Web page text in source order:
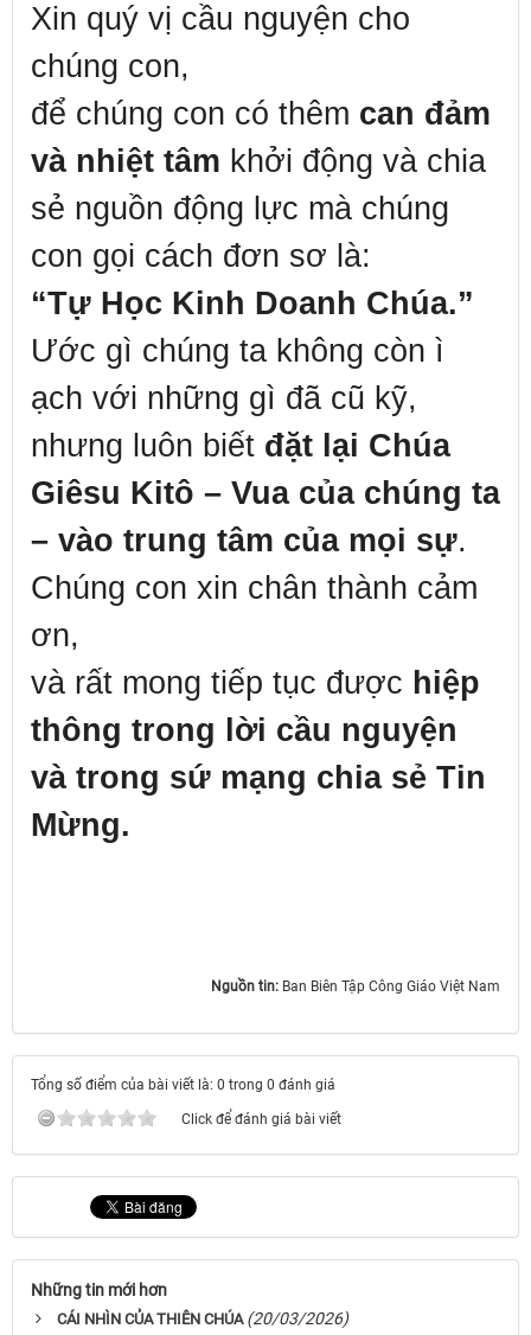
Xin quý vị cầu nguyện cho
chúng con,
để chúng con có thêm can đảm
và nhiệt tâm khởi động và chia
sẻ nguồn động lực mà chúng
con gọi cách đơn sơ là:
“Tự Học Kinh Doanh Chúa.”
Ước gì chúng ta không còn ì
ạch với những gì đã cũ kỹ,
nhưng luôn biết đặt lại Chúa
Giêsu Kitô – Vua của chúng ta
– vào trung tâm của mọi sự.
Chúng con xin chân thành cảm
ơn,
và rất mong tiếp tục được hiệp
thông trong lời cầu nguyện
và trong sứ mạng chia sẻ Tin
Mừng.
Nguồn tin: Ban Biên Tập Công Giáo Việt Nam
Tổng số điểm của bài viết là: 0 trong 0 đánh giá
Click để đánh giá bài viết
Những tin mới hơn
CÁI NHÌN CỦA THIÊN CHÚA (20/03/2026)